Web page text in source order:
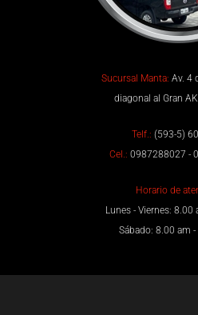
Sucursal Manta: Av. 4
diagonal al Gran
Telf.: (593-5)
Cel.: 0987288027 -
Horario de
Lunes - Viernes: 8.00
Sábado: 8.00 am